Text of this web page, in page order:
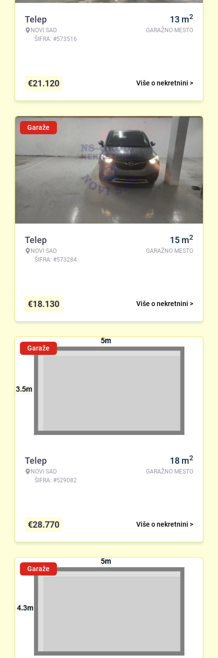
Telep
NOVI SAD
ŠIFRA: #573516
13 m2
GARAŽNO MESTO
Više o nekretnini >
€21.120
Garaže
Telep
NOVI SAD
ŠIFRA: #573284
15 m2
GARAŽNO MESTO
Više o nekretnini >
€18.130
Garaže
Telep
NOVI SAD
ŠIFRA: #529082
18 m2
GARAŽNO MESTO
Više o nekretnini >
€28.770
Garaže